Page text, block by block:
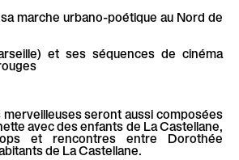
marche urbano-poétique au Nord de
et ses séquences de cinéma
merveilleuses seront aussi composées
avec des enfants de La Castellane,
et rencontres entre Dorothée
de La Castellane.